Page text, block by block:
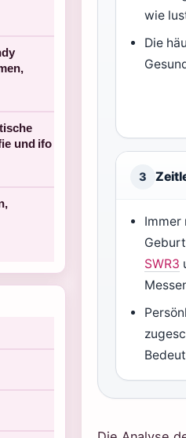
wie
Die
3
Immer
SWR3
und ifo